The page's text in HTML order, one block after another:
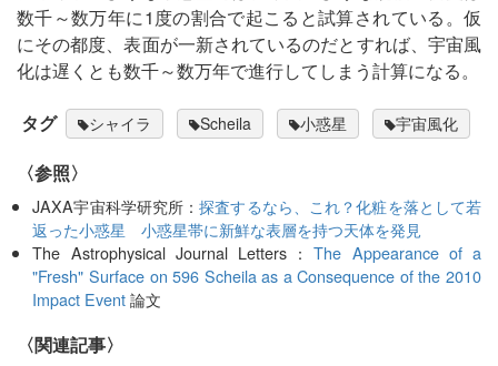
数千～数万年に1度の割合で起こると試算されている。仮
にその都度、表面が一新されているのだとすれば、宇宙風
化は遅くとも数千～数万年で進行してしまう計算になる。
タグ シャイラ Scheila 小惑星 宇宙風化
〈参照〉
JAXA宇宙科学研究所：探査するなら、これ？化粧を落として若
返った小惑星 小惑星帯に新鮮な表層を持つ天体を発見
The Astrophysical Journal Letters：The Appearance of a
"Fresh" Surface on 596 Scheila as a Consequence of the 2010
Impact Event論文
関連記事